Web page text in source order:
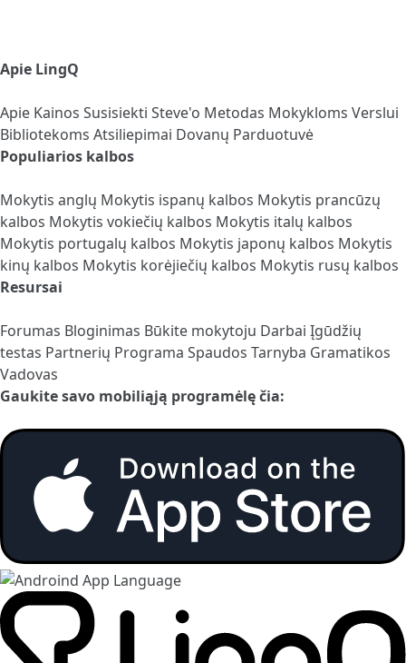
Apie LingQ
Apie Kainos Susisiekti Steve'o Metodas Mokykloms Verslui
Bibliotekoms Atsiliepimai Dovanų Parduotuvė
Populiarios kalbos
Mokytis anglų Mokytis ispanų kalbos Mokytis prancūzų
kalbos Mokytis vokiečių kalbos Mokytis italų kalbos
Mokytis portugalų kalbos Mokytis japonų kalbos Mokytis
kinų kalbos Mokytis korėjiečių kalbos Mokytis rusų kalbos
Resursai
Forumas Bloginimas Būkite mokytoju Darbai Įgūdžių
testas Partnerių Programa Spaudos Tarnyba Gramatikos
Vadovas
Gaukite savo mobiliąją programėlę čia: